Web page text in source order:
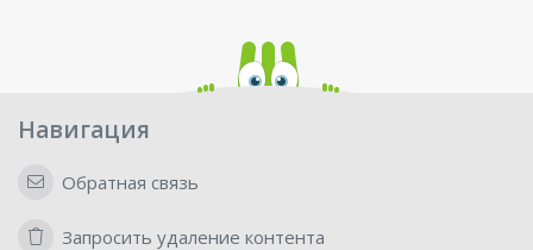
Навигация
Обратная связь
Запросить удаление контента